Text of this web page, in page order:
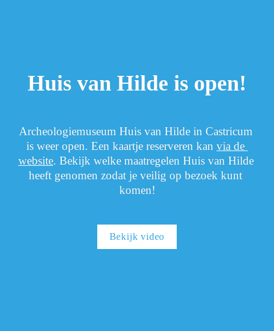
Huis van Hilde is open!
Archeologiemuseum Huis van Hilde in Castricum
is weer open. Een kaartje reserveren kan via de
website. Bekijk welke maatregelen Huis van Hilde
heeft genomen zodat je veilig op bezoek kunt
komen!
Bekijk video